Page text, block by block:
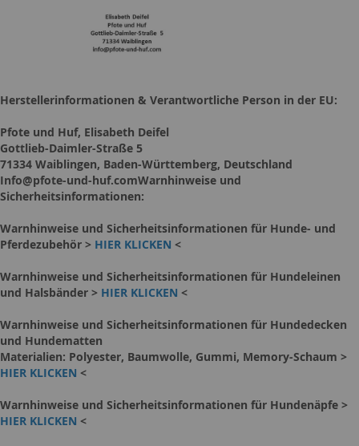
Herstellerinformationen & Verantwortliche Person in der EU:
Pfote und Huf, Elisabeth Deifel
Gottlieb-Daimler-Straße 5
71334 Waiblingen, Baden-Württemberg, Deutschland
Info@pfote-und-huf.comWarnhinweise und
Sicherheitsinformationen:
Warnhinweise und Sicherheitsinformationen für Hunde- und
Pferdezubehör > HIER KLICKEN <
Warnhinweise und Sicherheitsinformationen für Hundeleinen
und Halsbänder > HIER KLICKEN <
Warnhinweise und Sicherheitsinformationen für Hundedecken
und Hundematten
Materialien: Polyester, Baumwolle, Gummi, Memory-Schaum >
HIER KLICKEN <
Warnhinweise und Sicherheitsinformationen für Hundenäpfe >
HIER KLICKEN <